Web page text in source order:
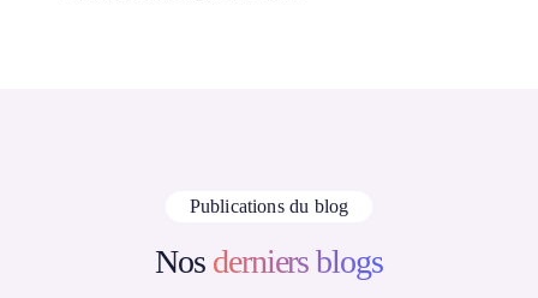
Publications du blog
Nos derniers blogs